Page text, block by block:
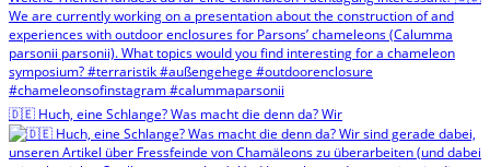
🇩🇪 Huch, eine Schlange? Was macht die denn da? Wir